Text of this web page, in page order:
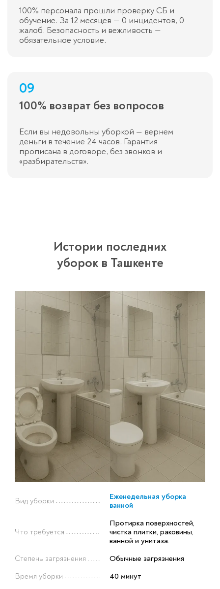
100% персонала прошли проверку СБ и
обучение. За 12 месяцев — 0 инцидентов, 0
жалоб. Безопасность и вежливость —
обязательное условие.
09
100% возврат без вопросов
Если вы недовольны уборкой — вернем
деньги в течение 24 часов. Гарантия
прописана в договоре, без звонков и
«разбирательств».
Истории последних
уборок в Ташкенте
Вид уборки
Еженедельная уборка
ванной
Что требуется
Протирка поверхностей,
чистка плитки, раковины,
ванной и унитаза.
Степень загрязнения
Обычные загрязнения
Время уборки
40 минут